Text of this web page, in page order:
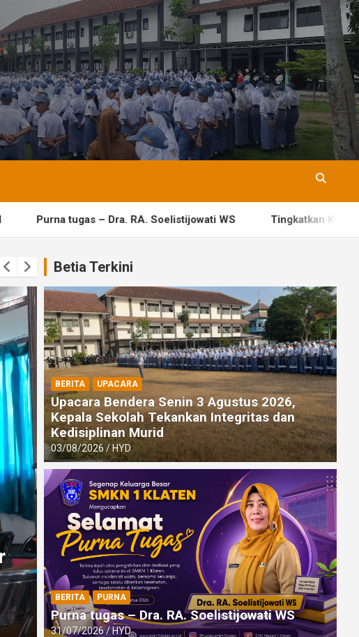
Dra. RA. Soelistijowati WS Tingkatkan Kualitas Pembelajaran,
BERITA UPACARA
Peringati Hari Kebangkitan
Upacara Khidmat
20/05/2026 HYD
Betia Terkini
BERITA UPACARA
Upacara Bendera Senin 3 Agustus 2026,
Kepala Sekolah Tekankan Integritas dan
Kedisiplinan Murid
03/08/2026 HYD
BERITA PURNA
Purna tugas – Dra. RA. Soelistijowati WS
31/07/2026 HYD